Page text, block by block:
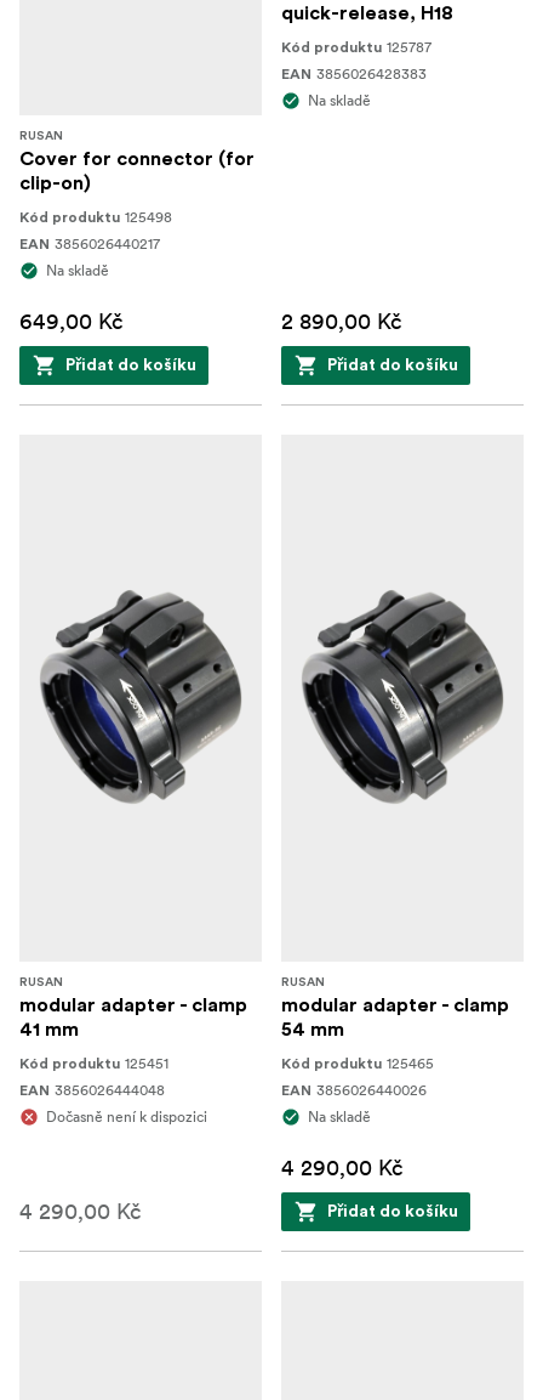
RUSAN
Cover for connector (for
clip-on)
Kód produktu 125498
EAN 3856026440217
Na skladě
649,00 Kč
Přidat do košíku
quick-release, H18
Kód produktu 125787
EAN 3856026428383
Na skladě
2 890,00 Kč
Přidat do košíku
RUSAN
modular adapter - clamp
41 mm
Kód produktu 125451
EAN 3856026444048
Dočasně není k dispozici
4 290,00 Kč
RUSAN
modular adapter - clamp
54 mm
Kód produktu 125465
EAN 3856026440026
Na skladě
4 290,00 Kč
Přidat do košíku